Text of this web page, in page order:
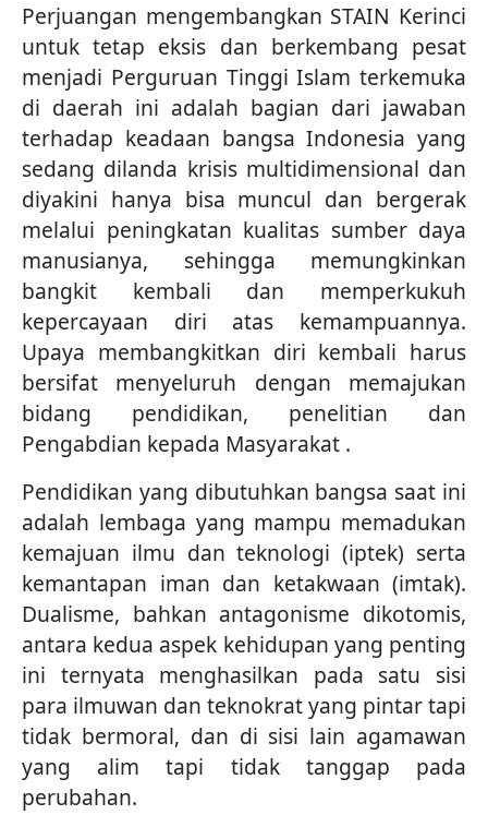
Perjuangan mengembangkan STAIN Kerinci
untuk tetap eksis dan berkembang pesat
menjadi Perguruan Tinggi Islam terkemuka
di daerah ini adalah bagian dari jawaban
terhadap keadaan bangsa Indonesia yang
sedang dilanda krisis multidimensional dan
diyakini hanya bisa muncul dan bergerak
melalui peningkatan kualitas sumber daya
manusianya, sehingga memungkinkan
bangkit kembali dan memperkukuh
kepercayaan diri atas kemampuannya.
Upaya membangkitkan diri kembali harus
bersifat menyeluruh dengan memajukan
bidang pendidikan, penelitian dan
Pengabdian kepada Masyarakat .
Pendidikan yang dibutuhkan bangsa saat ini
adalah lembaga yang mampu memadukan
kemajuan ilmu dan teknologi (iptek) serta
kemantapan iman dan ketakwaan (imtak).
Dualisme, bahkan antagonisme dikotomis,
antara kedua aspek kehidupan yang penting
ini ternyata menghasilkan pada satu sisi
para ilmuwan dan teknokrat yang pintar tapi
tidak bermoral, dan di sisi lain agamawan
yang alim tapi tidak tanggap pada
perubahan.